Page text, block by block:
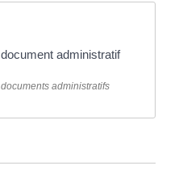
administratif
administratifs